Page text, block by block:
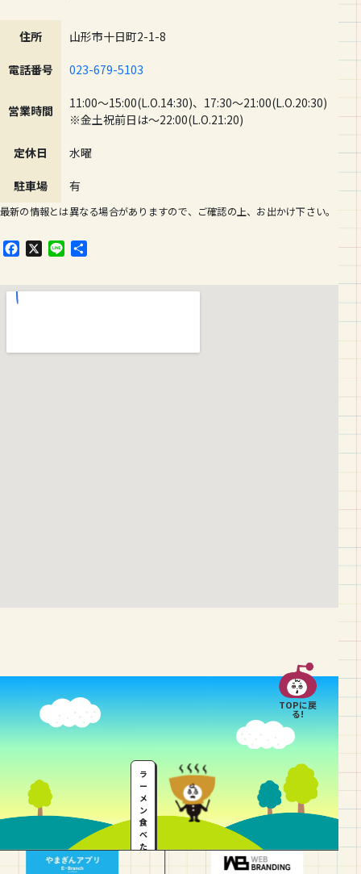
住所 山形市十日町2-1-8
電話番号 023-679-5103
営業時間
11:00～15:00(L.O.14:30)、17:30～21:00(L.O.20:30)
※金土祝前日は～22:00(L.O.21:20)
定休日 水曜
駐車場 有
最新の情報とは異なる場合がありますので、ご確認の上、お出かけ下さい。
F
e
X
L
e
TOPに戻
る!
ラ
ー
メ
ン
食
べ
た